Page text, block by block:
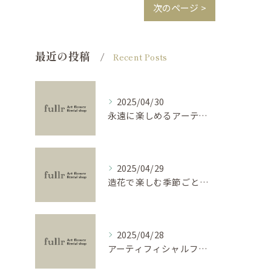
次のページ >
最近の投稿 Recent Posts
2025/04/30
永遠に楽しめるアーティフィシャルフラワーの使い方
2025/04/29
造花で楽しむ季節ごとのインテリア
2025/04/28
アーティフィシャルフラワーで学ぶ基礎と活用法